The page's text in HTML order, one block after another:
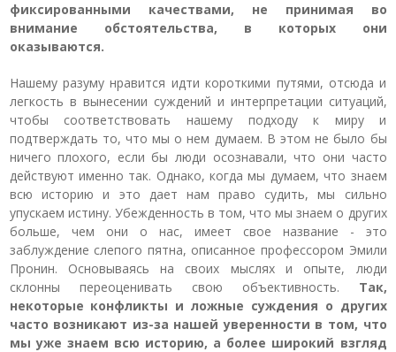
фиксированными качествами, не принимая во
внимание обстоятельства, в которых они
оказываются.
Нашему разуму нравится идти короткими путями, отсюда и
легкость в вынесении суждений и интерпретации ситуаций,
чтобы соответствовать нашему подходу к миру и
подтверждать то, что мы о нем думаем. В этом не было бы
ничего плохого, если бы люди осознавали, что они часто
действуют именно так. Однако, когда мы думаем, что знаем
всю историю и это дает нам право судить, мы сильно
упускаем истину. Убежденность в том, что мы знаем о других
больше, чем они о нас, имеет свое название - это
заблуждение слепого пятна, описанное профессором Эмили
Пронин. Основываясь на своих мыслях и опыте, люди
склонны переоценивать свою объективность. Так,
некоторые конфликты и ложные суждения о других
часто возникают из-за нашей уверенности в том, что
мы уже знаем всю историю, а более широкий взгляд